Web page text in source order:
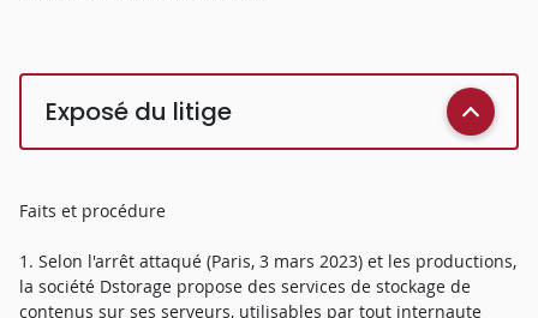
Exposé du litige
Faits et procédure
1. Selon l'arrêt attaqué (Paris, 3 mars 2023) et les productions,
la société Dstorage propose des services de stockage de
contenus sur ses serveurs, utilisables par tout internaute